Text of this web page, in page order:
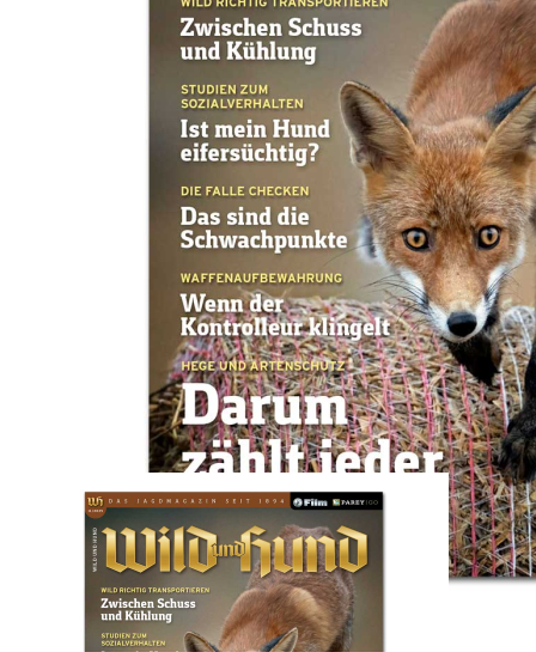
Artikel-Nr. 01202511E
Wild und Hund